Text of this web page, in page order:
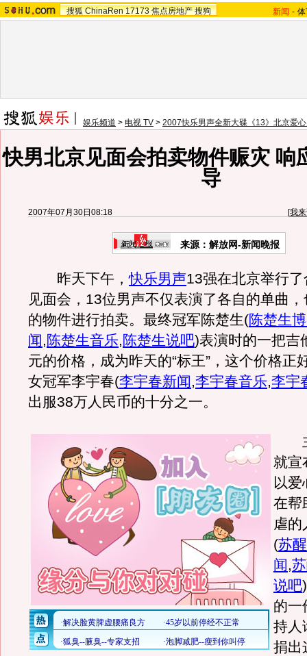
搜狐 ChinaRen 17173 焦点房地产 搜狗 新闻 -
娱乐频道 > 电视 TV > 2007快乐男声全新大碟《13》北京爱
快男北京见面会拍卖物件赈灾 响
导
2007年07月30日08:18 [我
来源：解放网-新闻晚报
昨天下午，快乐男声13强在北京举行
见面会，13位男声不仅表演了各自的单曲
的物件进行拍卖。最终冠军陈楚生(陈楚生
闻,陈楚生音乐,陈楚生说吧)表演时的一把吉
元的价格，成为昨天的“标王”，这个价格正
女冠军李宇春(李宇春新闻,李宇春音乐,李宇
出服38万人民币的十分之一。
主
就宣
以
在帮
虐的
(苏
闻,
说吧)
的一
持人
捐出